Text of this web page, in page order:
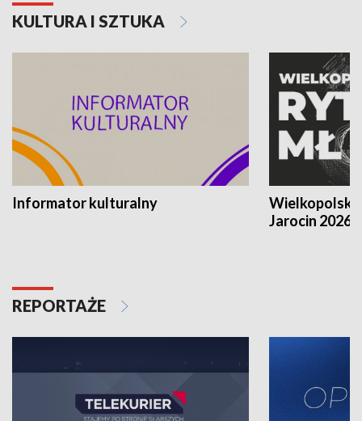
KULTURA I SZTUKA
Informator kulturalny
Jarocin 2026
REPORTAŻE